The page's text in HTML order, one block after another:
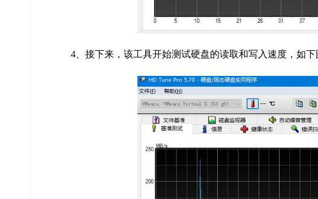
4、接下来，该工具开始测试硬盘的读取和写入速度，如下